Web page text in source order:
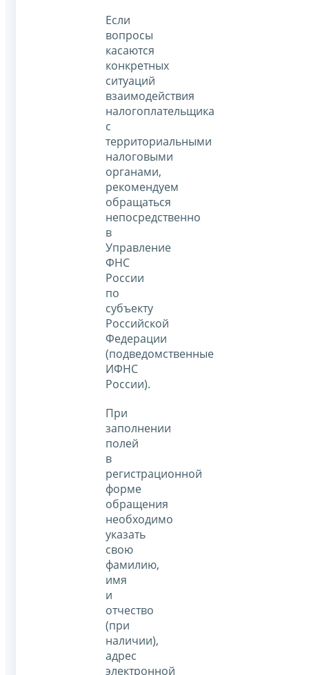
Если
вопросы
касаются
конкретных
ситуаций
взаимодействия
налогоплательщика
с
территориальными
налоговыми
органами,
рекомендуем
обращаться
непосредственно
в
Управление
ФНС
России
по
субъекту
Российской
Федерации
(подведомственные
ИФНС
России).
При
заполнении
полей
в
регистрационной
форме
обращения
необходимо
указать
свою
фамилию,
имя
и
отчество
(при
наличии),
адрес
электронной